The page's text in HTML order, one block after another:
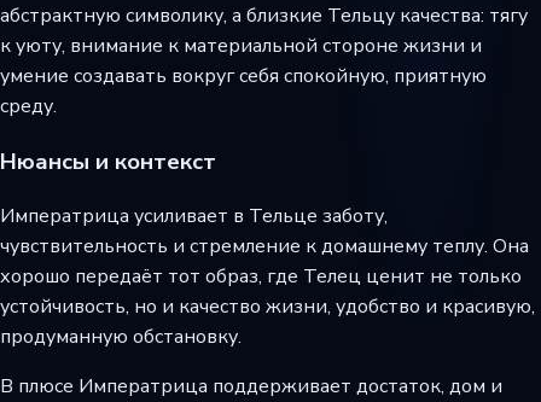
абстрактную символику, а близкие Тельцу качества: тягу
к уюту, внимание к материальной стороне жизни и
умение создавать вокруг себя спокойную, приятную
среду.
Нюансы и контекст
Императрица усиливает в Тельце заботу,
чувствительность и стремление к домашнему теплу. Она
хорошо передаёт тот образ, где Телец ценит не только
устойчивость, но и качество жизни, удобство и красивую,
продуманную обстановку.
В плюсе Императрица поддерживает достаток, дом и